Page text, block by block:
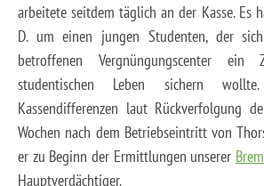
arbeitete seitdem täglich an der Kasse. Es
D. um einen jungen Studenten, der
betroffenen Vergnüngungscenter
studentischen Leben sichern
Kassendifferenzen laut Rückverfolgung
Wochen nach dem Betriebseintritt von
er zu Beginn der Ermittlungen unserer
Hauptverdächtiger.